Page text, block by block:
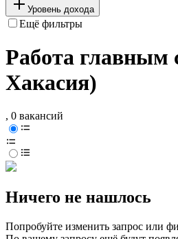
Уровень дохода
Ещё фильтры
Работа главным
Хакасия)
, 0 вакансий
Ничего не нашлось
Попробуйте изменить запрос или